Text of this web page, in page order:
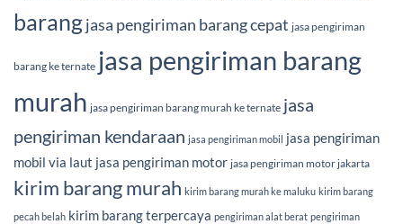
barangjasa pengiriman barang cepat jasa pengiriman
barang ke ternate jasa pengiriman barang
murah jasa pengiriman barang murah ke ternate jasa
pengiriman kendaraan jasa pengiriman mobil jasa pengiriman
mobil via laut jasa pengiriman motor jasa pengiriman motor jakarta
kirim barang murah kirim barang murah ke maluku kirim barang
pecah belah kirim barang terpercaya pengiriman alat berat pengiriman